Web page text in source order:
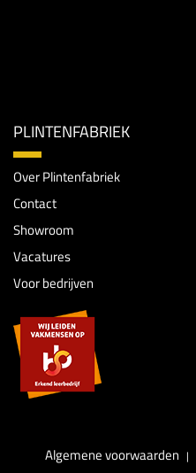
PLINTENFABRIEK
Over Plintenfabriek
Contact
Showroom
Vacatures
Voor bedrijven
Algemene voorwaarden |